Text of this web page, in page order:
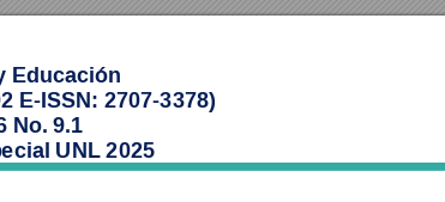
Educación
E-ISSN: 2707-3378)
No. 9.1
UNL 2025